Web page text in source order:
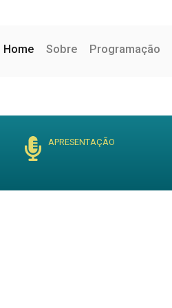
Home(current)
Sobre Programação
APRESENTAÇÃO